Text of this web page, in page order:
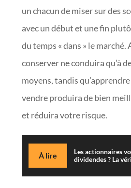
un chacun de miser sur des
avec un début et une fin
du temps « dans » le marché.
conserver ne conduira qu’à
moyens, tandis
vendre produira de bien
et réduira votre risque.
À lire
Les actionnaires
dividendes ? La